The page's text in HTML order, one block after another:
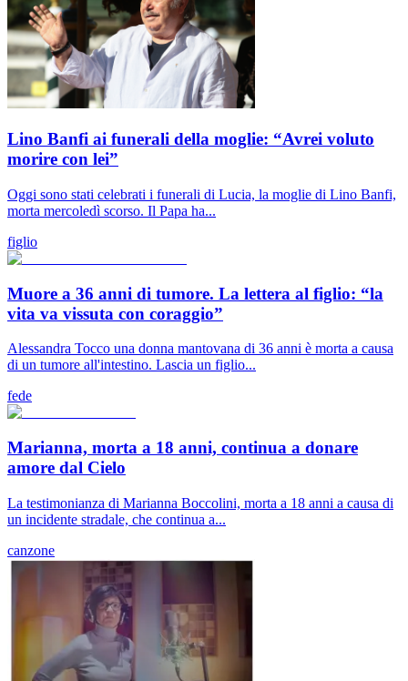
Lino Banfi ai funerali della moglie: “Avrei voluto
morire con lei”
Oggi sono stati celebrati i funerali di Lucia, la moglie di Lino Banfi,
morta mercoledì scorso. Il Papa ha...
figlio
Muore a 36 anni di tumore. La lettera al figlio: “la
vita va vissuta con coraggio”
Alessandra Tocco una donna mantovana di 36 anni è morta a causa
di un tumore all'intestino. Lascia un figlio...
fede
Marianna, morta a 18 anni, continua a donare
amore dal Cielo
La testimonianza di Marianna Boccolini, morta a 18 anni a causa di
un incidente stradale, che continua a...
canzone